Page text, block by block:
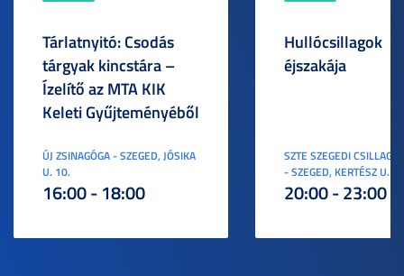
Tárlatnyitó: Csodás
tárgyak kincstára –
Ízelítő az MTA KIK
Keleti Gyűjteményéből
ÚJ ZSINAGÓGA - SZEGED, JÓSIKA
U. 10.
16:00 - 18:00
Hullócsillagok
éjszakája
SZTE SZEGEDI
- SZEGED, KERTÉSZ U. 3.
20:00 - 23:00